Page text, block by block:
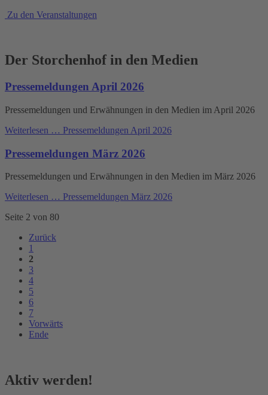
Zu den Veranstaltungen
Der Storchenhof in den Medien
Pressemeldungen April 2026
Pressemeldungen und Erwähnungen in den Medien im April 2026
Weiterlesen … Pressemeldungen April 2026
Pressemeldungen März 2026
Pressemeldungen und Erwähnungen in den Medien im März 2026
Weiterlesen … Pressemeldungen März 2026
Seite 2 von 80
Zurück
1
2
3
4
5
6
7
Vorwärts
Ende
Aktiv werden!